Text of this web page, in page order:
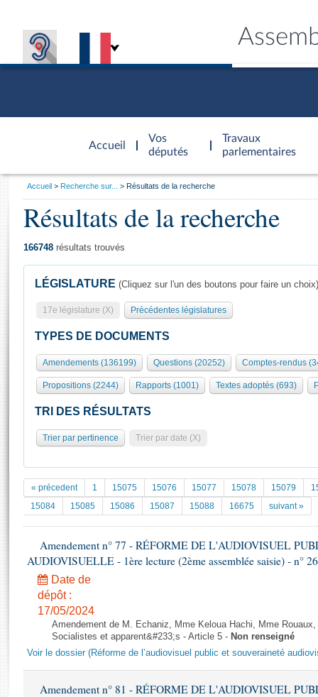
Accueil
d'accueil
Vos
députés
Travaux
parlementaires
Présidence
577 députés
Groupes politiques
Séance publique
Commissions et autres organes
Europe et International
Pétitions
Documents parlementaires
Projets de loi
Propositions de loi
Amendements
Textes adoptés
Rapports d'information
Rapports d'enquête
Rapports législatifs
Rapports sur l'application des lois
Baromètre de l’application des lois
Général
Rôle et pouvoirs de l'Assemblée
Organisation de l'Assemblée
Présidence Conférence des Présidents Bureau Collège des
Statistiques et chiffres clés
Documents de référence
( Constitution | Règlement de l'Assemblée ... )
Histoire
Juniors
Anciennes législatures
Liens vers les sites publics
Visiter l'Assemblée
Visite virtuelle du palais Bourbon
Assister à une séance
La Bibliothèque
Les archives
Contacts et plan d'accès
Photos libres de droit
Vous
Accueil Recherche sur... Résultats de la recherche
Résultats de la recherche
166748 résultats trouvés
LÉGISLATURE (Cliquez sur l'un des boutons pour faire un choix)
17e législature (X) Précédentes législatures
TYPES DE DOCUMENTS
Amendements (136199) Questions (20252) Comptes-rendus
Propositions (2244) Rapports (1001) Textes adoptés (693)
TRI DES RÉSULTATS
Trier par pertinence Trier par date (X)
« précedent 1 15075 15076 15077 15078 15079
15084
15085 15086 15087 15088 16675 suivant »
Amendement n° 77 - RÉFORME DE L'AUDIOVISUEL
AUDIOVISUELLE - 1ère lecture (2ème assemblée saisie) - n°
Date de
dépôt :
17/05/2024
Amendement de M. Echaniz, Mme Keloua Hachi, Mme
Socialistes et apparent&#233;s - Article 5 - Non renseigné
Voir le dossier (Réforme de l’audiovisuel public et souveraineté
Amendement n° 81 - RÉFORME DE L'AUDIOVISUEL